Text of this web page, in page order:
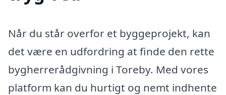
Når du står overfor et byggeprojekt, kan
det være en udfordring at finde den rette
bygherrerådgivning i Toreby. Med vores
platform kan du hurtigt og nemt indhente